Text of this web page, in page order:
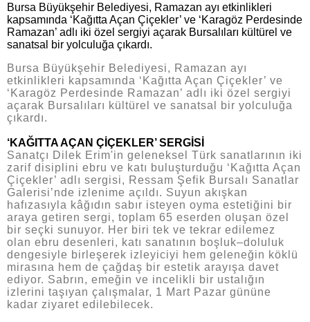
Bursa Büyükşehir Belediyesi, Ramazan ayı etkinlikleri
kapsamında ‘Kağıtta Açan Çiçekler’ ve ‘Karagöz Perdesinde
Ramazan’ adlı iki özel sergiyi açarak Bursalıları kültürel ve
sanatsal bir yolculuğa çıkardı.
Bursa Büyükşehir Belediyesi, Ramazan ayı
etkinlikleri kapsamında ‘Kağıtta Açan Çiçekler’ ve
‘Karagöz Perdesinde Ramazan’ adlı iki özel sergiyi
açarak Bursalıları kültürel ve sanatsal bir yolculuğa
çıkardı.
‘KAĞITTA AÇAN ÇİÇEKLER’ SERGİSİ
Sanatçı Dilek Erim'in geleneksel Türk sanatlarının iki
zarif disiplini ebru ve katı buluşturduğu ‘Kağıtta Açan
Çiçekler’ adlı sergisi, Ressam Şefik Bursalı Sanatlar
Galerisi’nde izlenime açıldı. Suyun akışkan
hafızasıyla kâğıdın sabır isteyen oyma estetiğini bir
araya getiren sergi, toplam 65 eserden oluşan özel
bir seçki sunuyor. Her biri tek ve tekrar edilemez
olan ebru desenleri, katı sanatının boşluk–doluluk
dengesiyle birleşerek izleyiciyi hem geleneğin köklü
mirasına hem de çağdaş bir estetik arayışa davet
ediyor. Sabrın, emeğin ve incelikli bir ustalığın
izlerini taşıyan çalışmalar, 1 Mart Pazar gününe
kadar ziyaret edilebilecek.